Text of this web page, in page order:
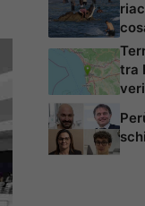
tra